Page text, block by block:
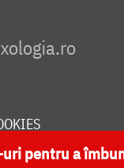
PENTRU
uri pentru a